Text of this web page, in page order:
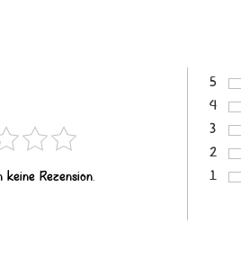
Rezension.
5
4
3
2
1